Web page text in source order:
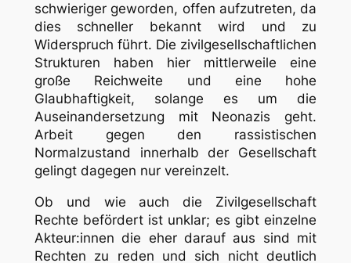
schwieriger geworden, offen aufzutreten, da
dies schneller bekannt wird und zu
Widerspruch führt. Die zivilgesellschaftlichen
Strukturen haben hier mittlerweile eine
große Reichweite und eine hohe
Glaubhaftigkeit, solange es um die
Auseinandersetzung mit Neonazis geht.
Arbeit gegen den rassistischen
Normalzustand innerhalb der Gesellschaft
gelingt dagegen nur vereinzelt.
Ob und wie auch die Zivilgesellschaft
Rechte befördert ist unklar; es gibt einzelne
Akteur:innen die eher darauf aus sind mit
Rechten zu reden und sich nicht deutlich